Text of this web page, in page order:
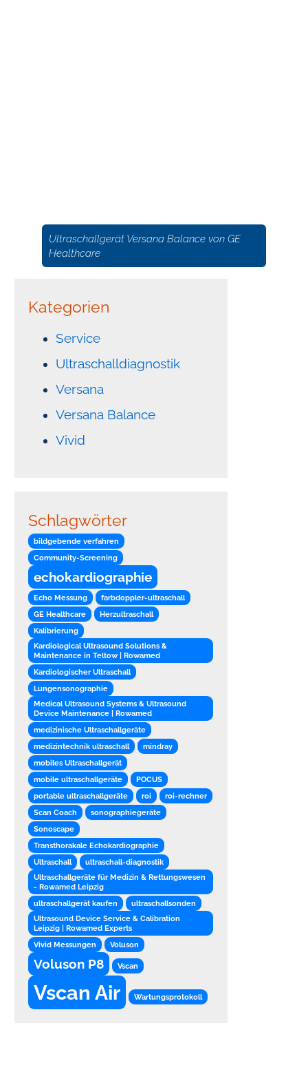
Ultraschallgerät Versana Balance von GE
Healthcare
Kategorien
Service
Ultraschalldiagnostik
Versana
Versana Balance
Vivid
Schlagwörter
bildgebende verfahren
Community-Screening
echokardiographie
Echo Messung
farbdoppler-ultraschall
GE Healthcare
Herzultraschall
Kalibrierung
Kardiological Ultrasound Solutions &
Maintenance in Teltow | Rowamed
Kardiologischer Ultraschall
Lungensonographie
Medical Ultrasound Systems & Ultrasound
Device Maintenance | Rowamed
medizinische Ultraschallgeräte
medizintechnik ultraschall
mindray
mobiles Ultraschallgerät
mobile ultraschallgeräte
POCUS
portable ultraschallgeräte
roi
roi-rechner
Scan Coach
sonographiegeräte
Sonoscape
Transthorakale Echokardiographie
Ultraschall
ultraschall-diagnostik
Ultraschallgeräte für Medizin & Rettungswesen
- Rowamed Leipzig
ultraschallgerät kaufen
ultraschallsonden
Ultrasound Device Service & Calibration
Leipzig | Rowamed Experts
Vivid Messungen
Voluson
Voluson P8 Vscan
Vscan Air Wartungsprotokoll